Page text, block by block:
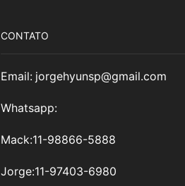
CONTATO
Email: jorgehyunsp@gmail.com
Whatsapp:
Mack:11-98866-5888
Jorge:11-97403-6980